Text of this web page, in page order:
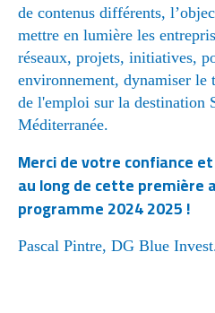
de contenus différents,
mettre en lumière les
réseaux, projets, initiatives,
environnement, dynamiser le
de l'emploi sur la destination
Méditerranée.
Merci de votre confiance
au long de cette première
programme 2024 2025 !
Pascal Pintre, DG Blue